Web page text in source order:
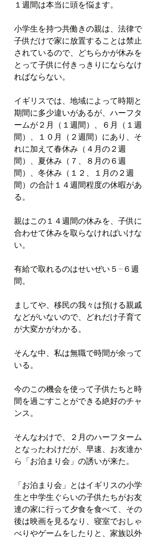
１週間は本当に頭を悩ます。
小学生を持つ共働きの親は、法律で
子供だけで家に放置することは禁止
されているので、どちらかが休みを
とって子供に付きっきりにならなけ
ればならない。
イギリスでは、地域によって時期と
期間に多少違いがあるが、ハーフタ
ームが２月（１週間）、６月（１週
間）、１０月（２週間）にあり、そ
れに加えて春休み（４月の２週
間）、夏休み（７、８月の６週
間）、冬休み（１２、１月の２週
間）の合計１４週間程度の休暇があ
る。
親はこの１４週間の休みを、子供に
合わせて休みを取らなければいけな
い。
有給で取れるのはせいぜい５−６週
間。
ましてや、移民の我々は預ける親戚
などがいないので、どれだけ子育て
が大変かがわかる。
そんな中、私は無職で時間が余って
いる。
今のこの機会を使って子供たちと時
間を過ごすことができる絶好のチャ
ンス。
そんなわけで、２月のハーフターム
となったわけだが、早速、お友達か
ら「お泊まり会」の誘いが来た。
「お泊まり会」とはイギリスの小学
生と中学生ぐらいの子供たちがお友
達の家に行って夕食を食べて、その
後は映画を見るなり、寝室でおしゃ
べりやゲームをしたりと、家族以外